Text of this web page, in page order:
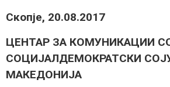
Скопје, 20.08.2017
ЦЕНТАР ЗА КОМУНИКАЦИИ
СОЦИЈАЛДЕМОКРАТСКИ
МАКЕДОНИЈА